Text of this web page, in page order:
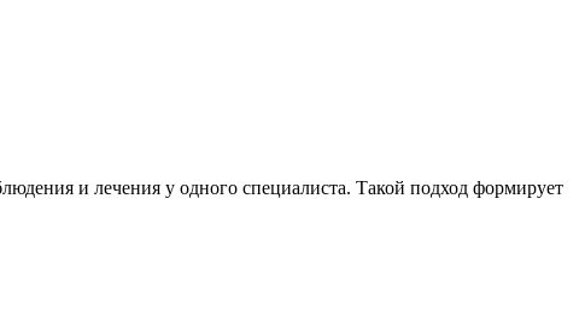
и лечения у одного специалиста. Такой подход формирует